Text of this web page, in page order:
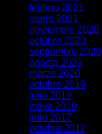
febrero 2021
enero 2021
noviembre 2020
octubre 2020
septiembre 2020
agosto 2020
marzo 2020
octubre 2019
julio 2019
mayo 2019
julio 2017
octubre 2012